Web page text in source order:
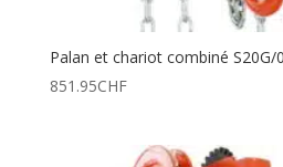
Palan et chariot combiné S20G/
851.95CHF